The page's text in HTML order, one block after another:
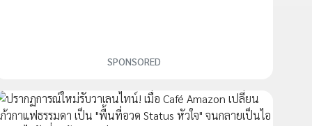
SPONSORED